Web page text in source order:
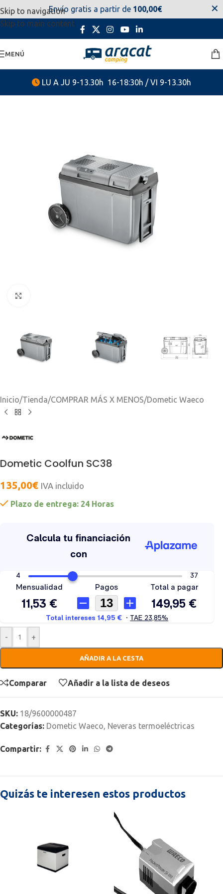
Skip to navigation
Skip to main content
estaremos disponibles. Disculpen las molestias.
MENÚ
LU A JU 9-13.30h 16-18:30h / VI 9-13.30h
Envío gratis a partir de 100,00€ ✕
Inicio/Tienda/COMPRAR MÁS X MENOS/Dometic Waeco
Dometic Coolfun SC38
135,00€ IVA incluido
Plazo de entrega: 24 Horas
- +
AÑADIR A LA CESTA
Comparar Añadir a la lista de deseos
SKU: 18/9600000487
Categorías: Dometic Waeco, Neveras termoeléctricas
Compartir:
Quizás te interesen estos productos